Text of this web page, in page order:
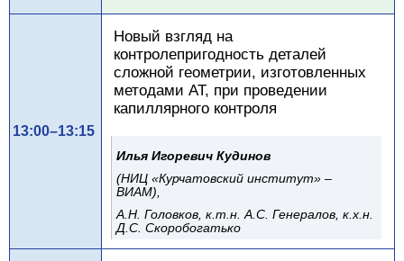
13:00–13:15
Новый взгляд на
контролепригодность деталей
сложной геометрии, изготовленных
методами АТ, при проведении
капиллярного контроля
Илья Игоревич Кудинов
(НИЦ «Курчатовский институт» –
ВИАМ),
А.Н. Головков, к.т.н. А.С. Генералов, к.х.н.
Д.С. Скоробогатько